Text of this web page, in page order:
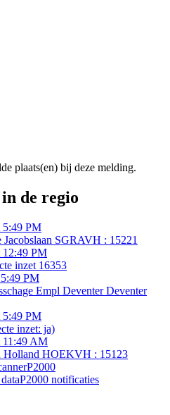
plaats(en) bij deze melding.
de regio
5:49 PM
SGRAVH : 15221
12:49 PM
inzet 16353
PM
Empl Deventer Deventer
5:49 PM
inzet: ja)
11:49 AM
Holland HOEKVH : 15123
P2000
P2000 notificaties